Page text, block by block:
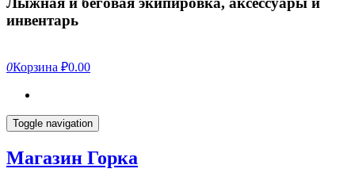
инвентарь
0Корзина ₽0.00
Toggle navigation
Магазин Горка